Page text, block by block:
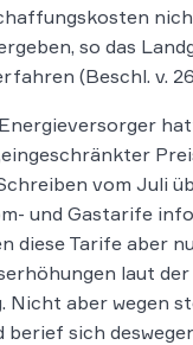
so das
(Beschl. v.
vom Juli
und Gastarife
diese Tarife aber
laut
Nicht aber wegen
sich